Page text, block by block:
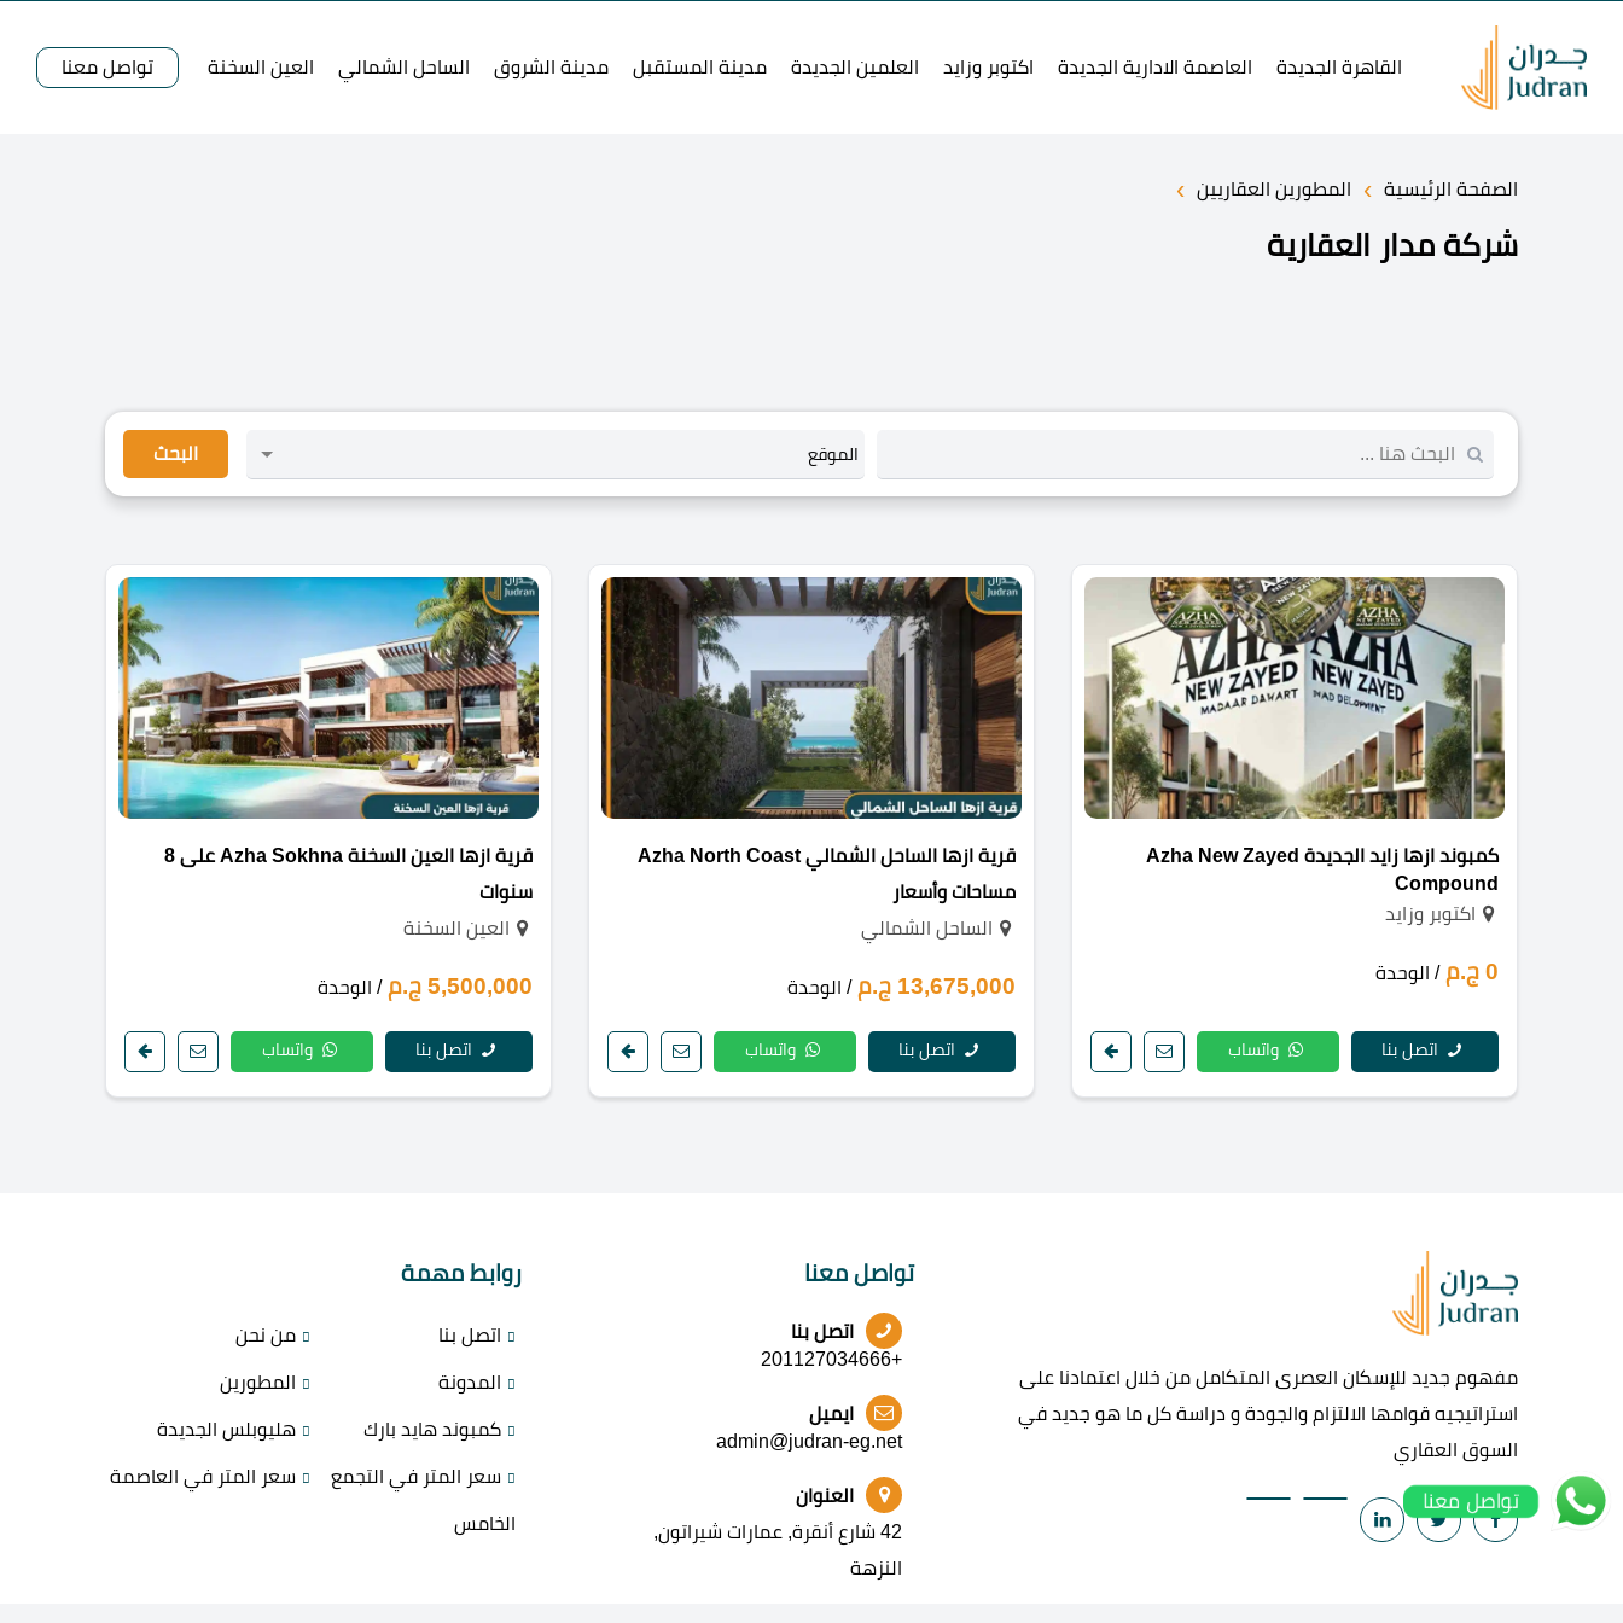
القاهرة الجديدة العاصمة الادارية الجديدة اكتوبر وزايد العلمين الجديدة مدينة المستقبل مدينة الشروق الساحل الشمالي العين السخنة تواصل معنا
الصفحة الرئيسية › المطورين العقاريين ›
شركة مدار العقارية
البحث
كمبوند ازها زايد الجديدة Azha New Zayed
Compound
اكتوبر وزايد
0 ج.م / الوحدة
اتصل بنا واتساب
قرية ازها الساحل الشمالي Azha North Coast
مساحات وأسعار
الساحل الشمالي
13,675,000 ج.م / الوحدة
اتصل بنا واتساب
قرية ازها العين السخنة Azha Sokhna على 8
سنوات
العين السخنة
5,500,000 ج.م / الوحدة
اتصل بنا واتساب
مفهوم جديد للإسكان العصرى المتكامل من خلال اعتمادنا على
استراتيجيه قوامها الالتزام والجودة و دراسة كل ما هو جديد في
السوق العقاري
تواصل معنا
اتصل بنا
+201127034666
ايميل
admin@judran-eg.net
العنوان
42 شارع أنقرة, عمارات شيراتون,
النزهة
روابط مهمة
اتصل بنا من نحن
المدونة المطورين
كمبوند هايد بارك هليوبلس الجديدة
سعر المتر في التجمع
الخامس
سعر المتر في العاصمة
تواصل معنا